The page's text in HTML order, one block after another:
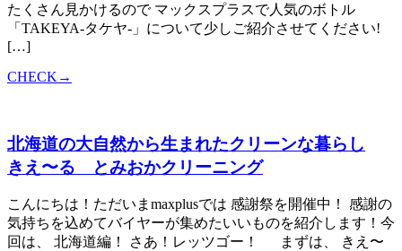
たくさん見かけるので マックスプラスで人気のボトル
「TAKEYA-タケヤ-」について少しご紹介させてください!
[…]
CHECK→
北海道の大自然から生まれたクリーンな暮らし
きえ〜る とみおかクリーニング
こんにちは！ただいまmaxplusでは 感謝祭を開催中！ 感謝の
気持ちを込めてバイヤーが集めたいいものを紹介します！今
回は、 北海道編！ さあ！レッツゴー！ まずは、 きえ〜